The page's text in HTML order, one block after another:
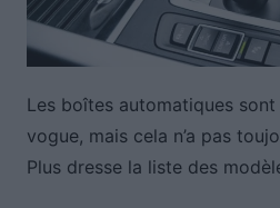
Les boîtes automatiques
vogue, mais cela n’a pas
Plus dresse la liste des